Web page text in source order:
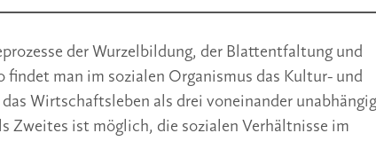
der Wurzelbildung, der Blattentfaltung und
findet man im sozialen Organismus das Kultur- und
Wirtschaftsleben als drei voneinander
Zweites ist möglich, die sozialen Verhältnisse im